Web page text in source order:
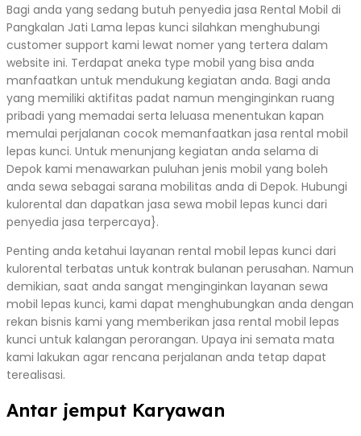
Bagi anda yang sedang butuh penyedia jasa Rental Mobil di
Pangkalan Jati Lama lepas kunci silahkan menghubungi
customer support kami lewat nomer yang tertera dalam
website ini. Terdapat aneka type mobil yang bisa anda
manfaatkan untuk mendukung kegiatan anda. Bagi anda
yang memiliki aktifitas padat namun menginginkan ruang
pribadi yang memadai serta leluasa menentukan kapan
memulai perjalanan cocok memanfaatkan jasa rental mobil
lepas kunci. Untuk menunjang kegiatan anda selama di
Depok kami menawarkan puluhan jenis mobil yang boleh
anda sewa sebagai sarana mobilitas anda di Depok. Hubungi
kulorental dan dapatkan jasa sewa mobil lepas kunci dari
penyedia jasa terpercaya}.
Penting anda ketahui layanan rental mobil lepas kunci dari
kulorental terbatas untuk kontrak bulanan perusahan. Namun
demikian, saat anda sangat menginginkan layanan sewa
mobil lepas kunci, kami dapat menghubungkan anda dengan
rekan bisnis kami yang memberikan jasa rental mobil lepas
kunci untuk kalangan perorangan. Upaya ini semata mata
kami lakukan agar rencana perjalanan anda tetap dapat
terealisasi.
Antar jemput Karyawan